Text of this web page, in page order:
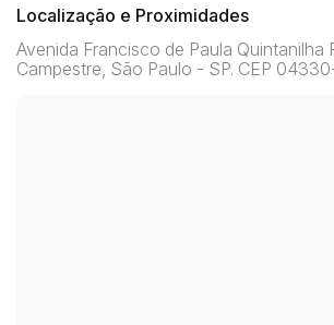
Localização e Proximidades
Avenida Francisco de Paula Quintanilha
Campestre, São Paulo - SP. CEP